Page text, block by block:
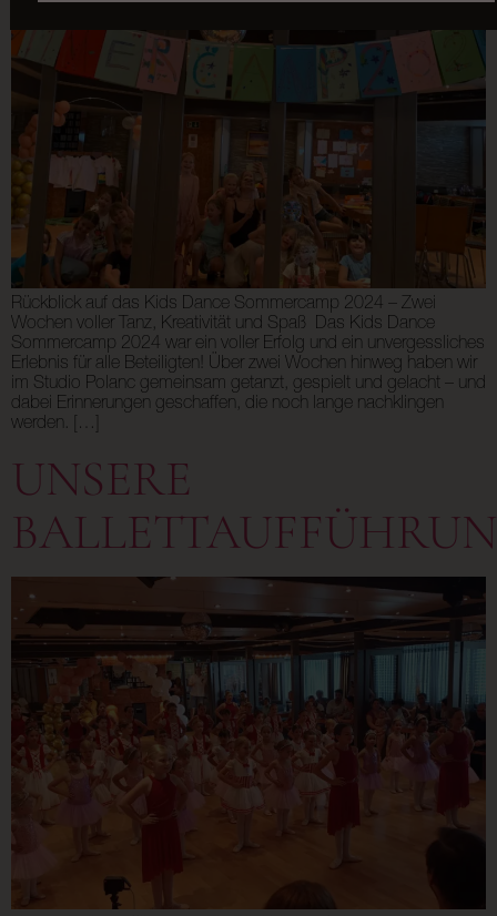
Rückblick auf das Kids Dance Sommercamp 2024 – Zwei
Wochen voller Tanz, Kreativität und Spaß Das Kids Dance
Sommercamp 2024 war ein voller Erfolg und ein unvergessliches
Erlebnis für alle Beteiligten! Über zwei Wochen hinweg haben wir
im Studio Polanc gemeinsam getanzt, gespielt und gelacht – und
dabei Erinnerungen geschaffen, die noch lange nachklingen
werden. […]
UNSERE